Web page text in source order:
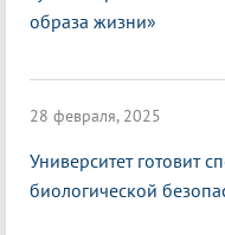
образа жизни»
28 февраля, 2025
Университет готовит
биологической